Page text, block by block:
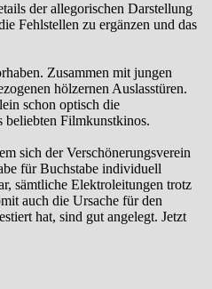
der allegorischen Darstellung
Fehlstellen zu ergänzen und das
Zusammen mit jungen
hölzernen Auslasstüren.
schon optisch die
Filmkunstkinos.
sich der Verschönerungsverein
für Buchstabe individuell
sämtliche Elektroleitungen trotz
auch die Ursache für den
hat, sind gut angelegt. Jetzt